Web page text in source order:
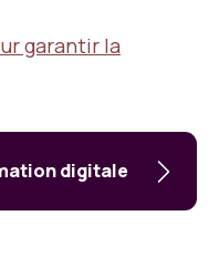
garantir la
digitale